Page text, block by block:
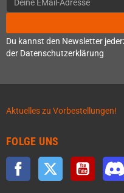
Du kannst den Newsletter
der Datenschutzerklärung
Aktuelles zu Vorbestellungen!
FOLGE UNS
Facebook Twitter